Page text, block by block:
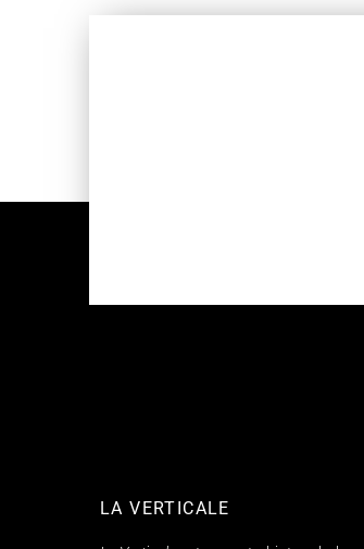
LA VERTICALE